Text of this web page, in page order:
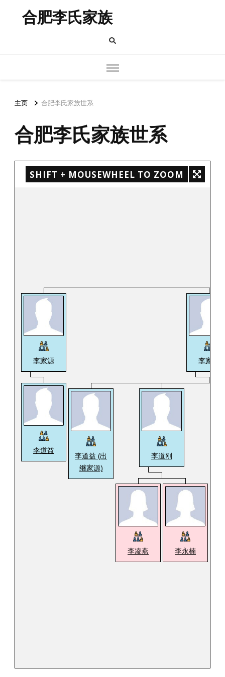
合肥李氏家族
主页 合肥李氏家族世系
合肥李氏家族世系
SHIFT + MOUSEWHEEL TO ZOOM
李家源
李道益
李家瀛
李道益 (出
继家源)
李道刚
李凌燕 李永楠